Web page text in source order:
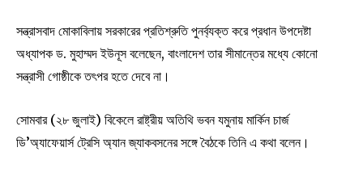
সন্ত্রাসবাদ মোকাবিলায় সরকারের প্রতিশ্রুতি পুনর্ব্যক্ত করে প্রধান উপদেষ্টা
অধ্যাপক ড. মুহাম্মদ ইউনূস বলেছেন, বাংলাদেশ তার সীমান্তের মধ্যে কোনো
সন্ত্রাসী গোষ্ঠীকে তৎপর হতে দেবে না।
সোমবার (২৮ জুলাই) বিকেলে রাষ্ট্রীয় অতিথি ভবন যমুনায় মার্কিন চার্জ
ডি’অ্যাফেয়ার্স ট্রেসি অ্যান জ্যাকবসনের সঙ্গে বৈঠকে তিনি এ কথা বলেন।